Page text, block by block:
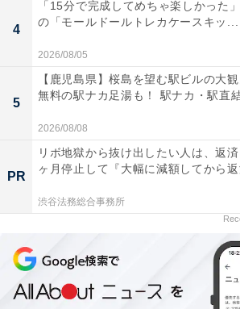
4
「15分で完成してめちゃ楽しかった
の「モールドールトレカケースキッ...
2026/08/05
5
【鹿児島県】桜島を望む駅ビルの大観
無料の駅ナカ足湯も！ 駅ナカ・駅直
2026/08/08
PR
リボ地獄から抜け出したい人は、返
ヶ月停止して『大幅に減額してから返
渋谷法務総合事務所